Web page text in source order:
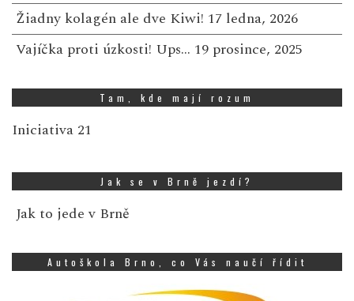
Žiadny kolagén ale dve Kiwi! 17 ledna, 2026
Vajíčka proti úzkosti! Ups… 19 prosince, 2025
Tam, kde mají rozum
Iniciativa 21
Jak se v Brně jezdí?
Jak to jede v Brně
Autoškola Brno, co Vás naučí řídit